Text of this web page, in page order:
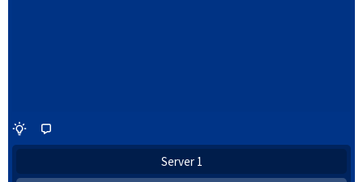
Server 1